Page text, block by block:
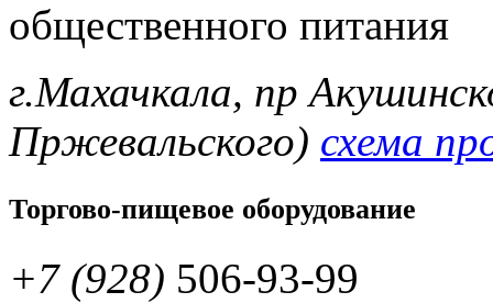
общественного питания
г.Махачкала, пр
Пржевальского) схема
Торгово-пищевое оборудование
+7 (928) 506-93-99